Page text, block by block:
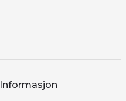
Informasjon